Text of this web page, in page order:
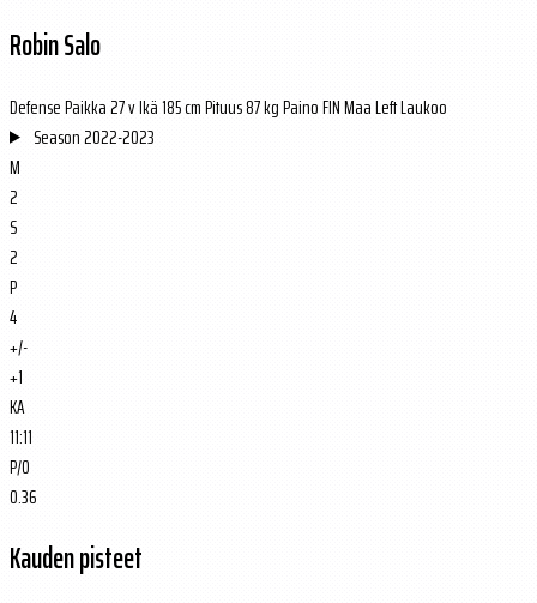
Robin Salo
DefensePaikka27 vIkä185 cmPituus87 kgPainoFINMaaLeftLaukoo
Season2022-2023
M
2
S
2
P
4
+/-
+1
KA
11:11
P/O
0.36
Kauden pisteet